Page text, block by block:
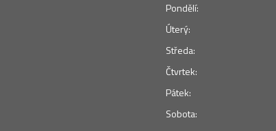
Pondělí:
Úterý:
Středa:
Čtvrtek:
Pátek:
Sobota: